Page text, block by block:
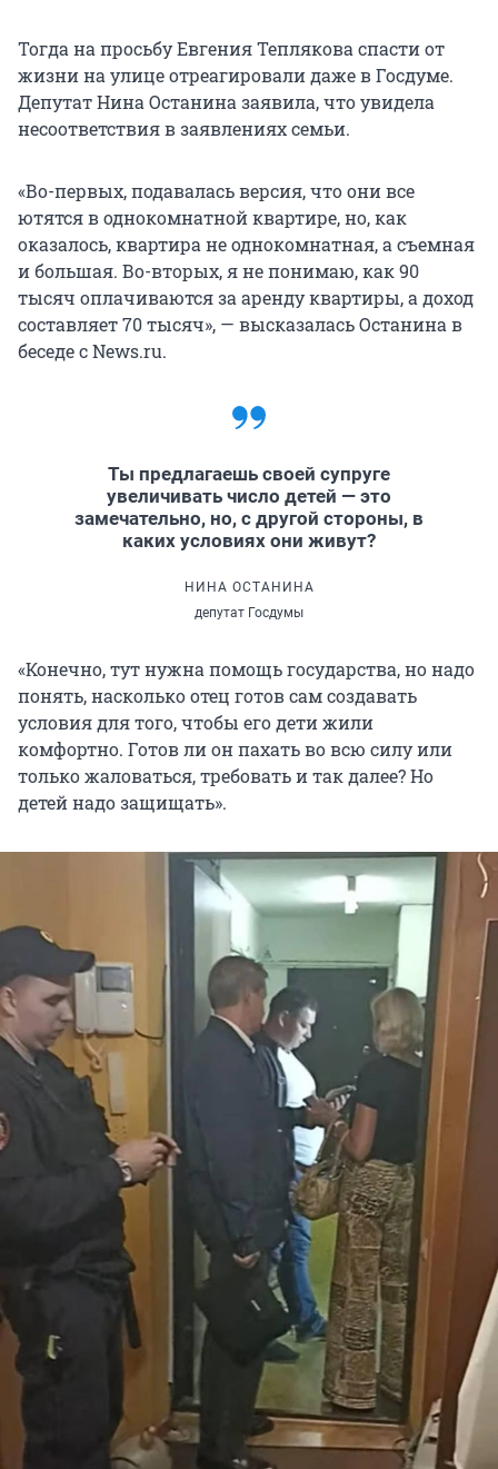
Тогда на просьбу Евгения Теплякова спасти от
жизни на улице отреагировали даже в Госдуме.
Депутат Нина Останина заявила, что увидела
несоответствия в заявлениях семьи.
«Во-первых, подавалась версия, что они все
ютятся в однокомнатной квартире, но, как
оказалось, квартира не однокомнатная, а съемная
и большая. Во-вторых, я не понимаю, как 90
тысяч оплачиваются за аренду квартиры, а доход
составляет 70 тысяч», — высказалась Останина в
беседе с News.ru.
Ты предлагаешь своей супруге
увеличивать число детей — это
замечательно, но, с другой стороны, в
каких условиях они живут?
НИНА ОСТАНИНА
депутат Госдумы
«Конечно, тут нужна помощь государства, но надо
понять, насколько отец готов сам создавать
условия для того, чтобы его дети жили
комфортно. Готов ли он пахать во всю силу или
только жаловаться, требовать и так далее? Но
детей надо защищать».